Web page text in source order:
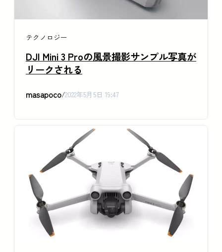
テクノロジー
DJI Mini 3 Proの風景撮影サンプル写真が
リークされる
masapoco/2022年5月5日 19:47